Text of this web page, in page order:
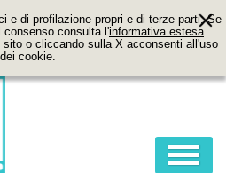
e di profilazione propri e di terze parti. Se
consenso consulta l'informativa estesa.
sito o cliccando sulla X acconsenti all'uso
dei cookie.